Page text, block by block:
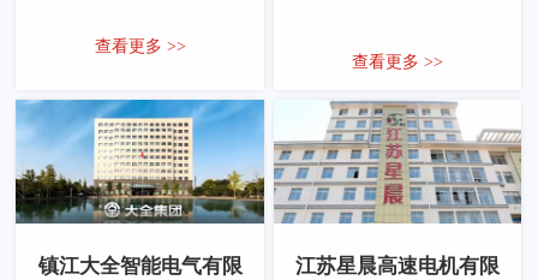
查看更多 >>
查看更多 >>
镇江大全智能电气有限
江苏星晨高速电机有限